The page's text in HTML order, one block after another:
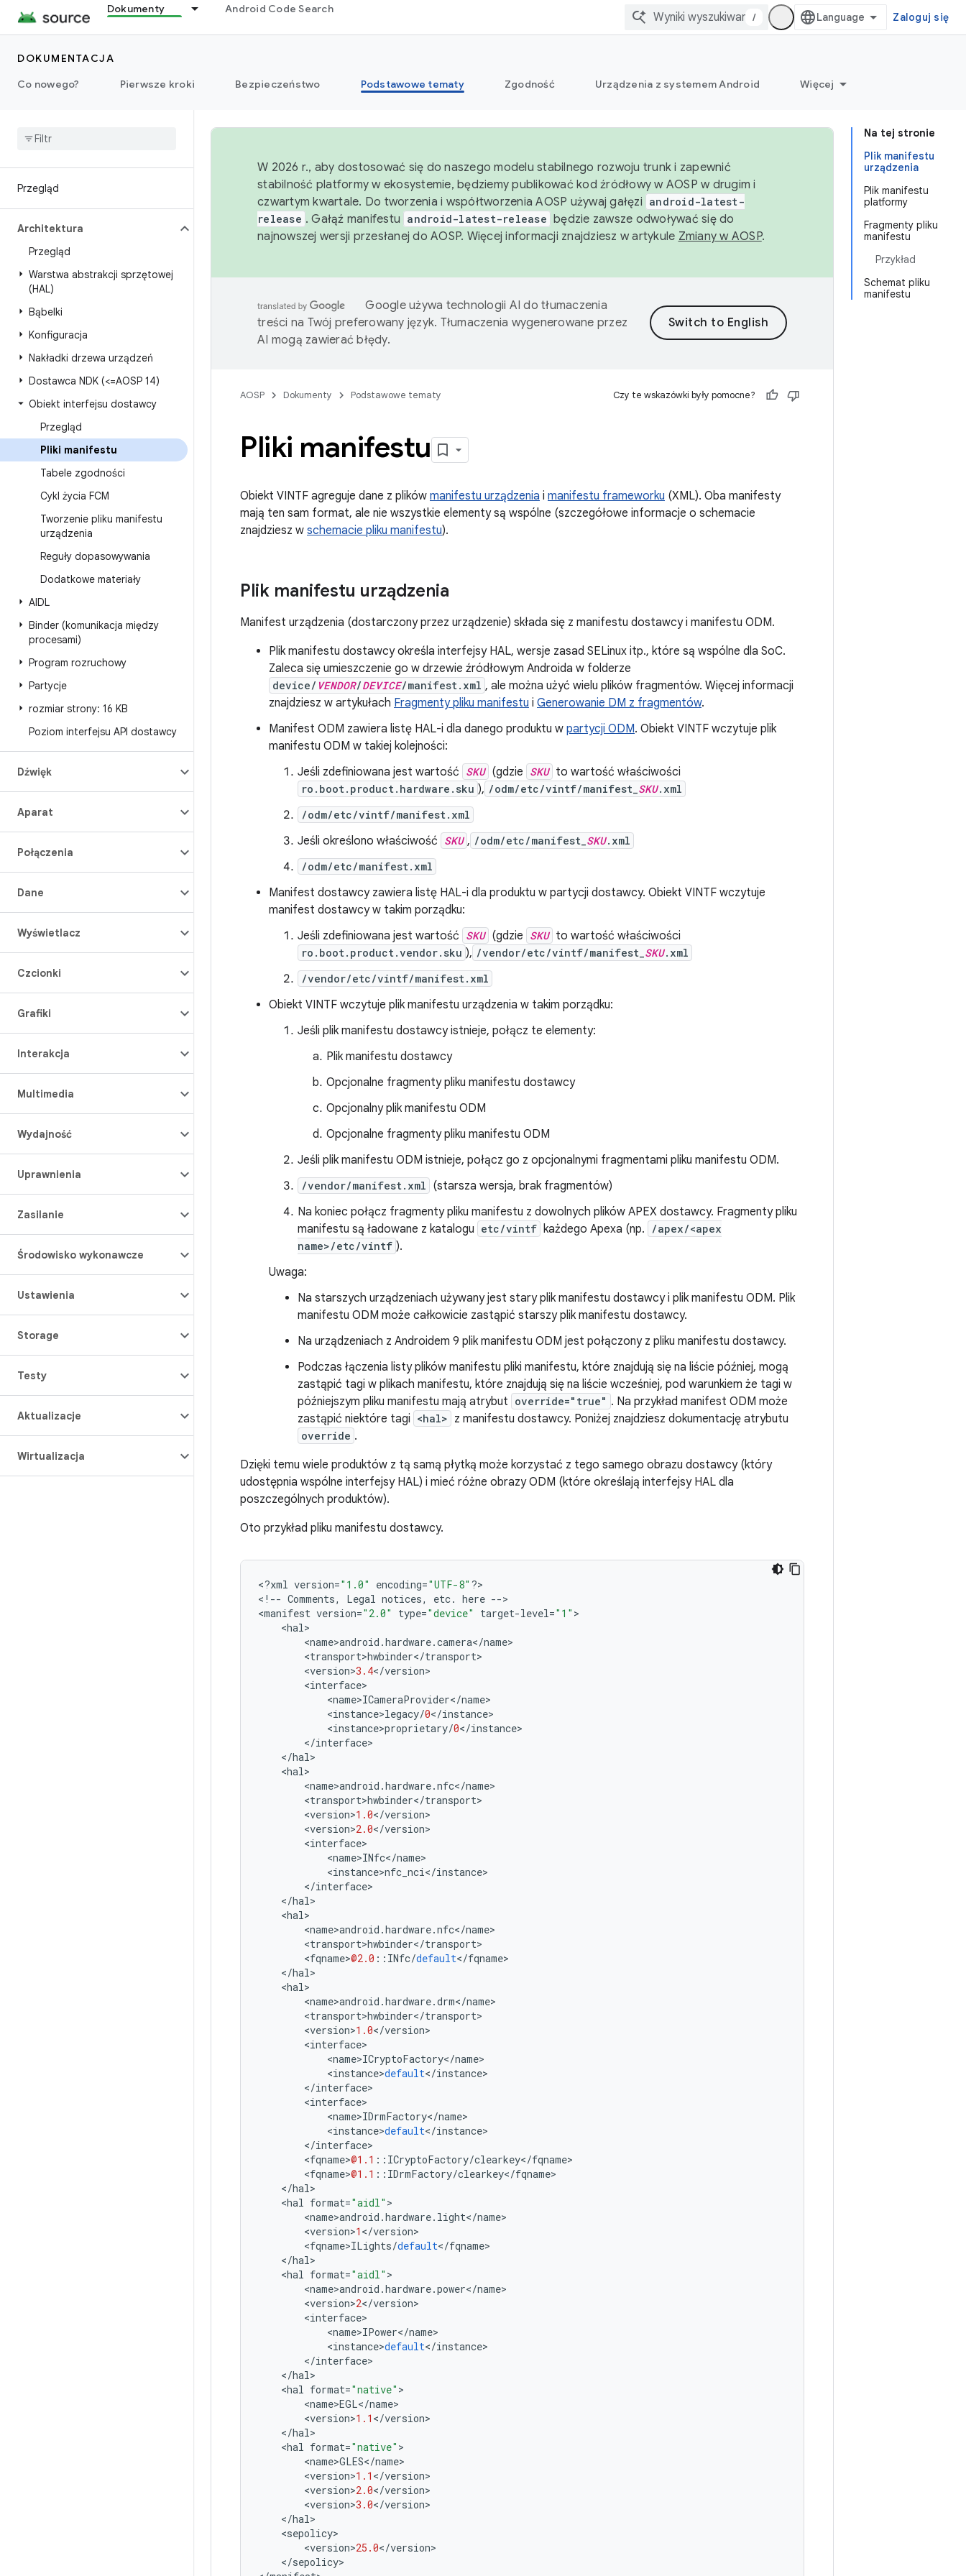
Dokumenty Android Code Search
/ Zaloguj się
DOKUMENTACJA
Co nowego?
Pierwsze kroki Bezpieczeństwo Podstawowe tematy Zgodność Urządzenia z systemem Android Więcej
Przegląd
Architektura
Przegląd
Warstwa abstrakcji sprzętowej
(HAL)
Bąbelki
Konfiguracja
Nakładki drzewa urządzeń
Dostawca NDK (<=AOSP 14)
Obiekt interfejsu dostawcy
Przegląd
Pliki manifestu
Tabele zgodności
Cykl życia FCM
Tworzenie pliku manifestu
urządzenia
Reguły dopasowywania
Dodatkowe materiały
AIDL
Binder (komunikacja między
procesami)
Program rozruchowy
Partycje
rozmiar strony: 16 KB
Poziom interfejsu API dostawcy
Dźwięk
Aparat
Połączenia
Dane
Wyświetlacz
Czcionki
Grafiki
Interakcja
Multimedia
Wydajność
Uprawnienia
Zasilanie
Środowisko wykonawcze
Ustawienia
Storage
Testy
Aktualizacje
Wirtualizacja
Na tej stronie
Plik manifestu
urządzenia
Plik manifestu
platformy
Fragmenty pliku
manifestu
Przykład
Schemat pliku
manifestu
W 2026 r., aby dostosować się do naszego modelu stabilnego rozwoju trunk i zapewnić
stabilność platformy w ekosystemie, będziemy publikować kod źródłowy w AOSP w drugim i
czwartym kwartale. Do tworzenia i współtworzenia AOSP używaj gałęzi android-latest-
release . Gałąź manifestu android-latest-release będzie zawsze odwoływać się do
najnowszej wersji przesłanej do AOSP. Więcej informacji znajdziesz w artykule Zmiany w AOSP.
Google używa technologii AI do tłumaczenia
treści na Twój preferowany język. Tłumaczenia wygenerowane przez
AI mogą zawierać błędy.
AOSP Dokumenty Podstawowe tematy Czy te wskazówki były pomocne?
Pliki manifestu
Obiekt VINTF agreguje dane z plików manifestu urządzenia i manifestu frameworku (XML). Oba manifesty
mają ten sam format, ale nie wszystkie elementy są wspólne (szczegółowe informacje o schemacie
znajdziesz w schemacie pliku manifestu).
Plik manifestu urządzenia
Manifest urządzenia (dostarczony przez urządzenie) składa się z manifestu dostawcy i manifestu ODM.
Plik manifestu dostawcy określa interfejsy HAL, wersje zasad SELinux itp., które są wspólne dla SoC.
Zaleca się umieszczenie go w drzewie źródłowym Androida w folderze
device/ VENDOR/DEVICE/manifest.xml , ale można użyć wielu plików fragmentów. Więcej informacji
znajdziesz w artykułach Fragmenty pliku manifestu i Generowanie DM z fragmentów.
Manifest ODM zawiera listę HAL-i dla danego produktu w partycji ODM. Obiekt VINTF wczytuje plik
manifestu ODM w takiej kolejności:
Jeśli zdefiniowana jest wartość SKU (gdzie SKU to wartość właściwości
ro.boot.product.hardware.sku ), /odm/etc/vintf/manifest_ SKU.xml
/odm/etc/vintf/manifest.xml
Jeśli określono właściwość SKU , /odm/etc/manifest_ SKU.xml
/odm/etc/manifest.xml
Manifest dostawcy zawiera listę HAL-i dla produktu w partycji dostawcy. Obiekt VINTF wczytuje
manifest dostawcy w takim porządku:
Jeśli zdefiniowana jest wartość SKU (gdzie SKU to wartość właściwości
ro.boot.product.vendor.sku ), /vendor/etc/vintf/manifest_ SKU.xml
/vendor/etc/vintf/manifest.xml
Obiekt VINTF wczytuje plik manifestu urządzenia w takim porządku:
Jeśli plik manifestu dostawcy istnieje, połącz te elementy:
Plik manifestu dostawcy
Opcjonalne fragmenty pliku manifestu dostawcy
Opcjonalny plik manifestu ODM
Opcjonalne fragmenty pliku manifestu ODM
Jeśli plik manifestu ODM istnieje, połącz go z opcjonalnymi fragmentami pliku manifestu ODM.
/vendor/manifest.xml (starsza wersja, brak fragmentów)
Na koniec połącz fragmenty pliku manifestu z dowolnych plików APEX dostawcy. Fragmenty pliku
manifestu są ładowane z katalogu etc/vintf każdego Apexa (np.
/apex/<apex
name>/etc/vintf ).
Uwaga:
Na starszych urządzeniach używany jest stary plik manifestu dostawcy i plik manifestu ODM. Plik
manifestu ODM może całkowicie zastąpić starszy plik manifestu dostawcy.
Na urządzeniach z Androidem 9 plik manifestu ODM jest połączony z pliku manifestu dostawcy.
Podczas łączenia listy plików manifestu pliki manifestu, które znajdują się na liście później, mogą
zastąpić tagi w plikach manifestu, które znajdują się na liście wcześniej, pod warunkiem że tagi w
późniejszym pliku manifestu mają atrybut override="true" . Na przykład manifest ODM może
zastąpić niektóre tagi <hal> z manifestu dostawcy. Poniżej znajdziesz dokumentację atrybutu
override .
Dzięki temu wiele produktów z tą samą płytką może korzystać z tego samego obrazu dostawcy (który
udostępnia wspólne interfejsy HAL) i mieć różne obrazy ODM (które określają interfejsy HAL dla
poszczególnych produktów).
Oto przykład pliku manifestu dostawcy.
<?xml version="1.0" encoding="UTF-8" ?>
< !-- Comments, Legal notices, etc. here -->
<manifest version="2.0" type="device" target-level="1" >
<hal>
<name>android .hardware.camera</name>
<transport>hwbinder</transport>
<version>3.4</version>
<interface>
<name>ICameraProvider</name>
<instance>legacy/0</instance>
<instance>proprietary/0</instance>
</interface>
</hal>
<hal>
<name>android .hardware.nfc</name>
<transport>hwbinder</transport>
<version>1.0</version>
<version>2.0</version>
<interface>
<name>INfc</name>
<instance>nfc_nci</instance>
</interface>
</hal>
<hal>
<name>android .hardware.nfc</name>
<transport>hwbinder</transport>
<fqname>@2.0 :: INfc/default</fqname>
</hal>
<hal>
<name>android .hardware.drm</name>
<transport>hwbinder</transport>
<version>1.0</version>
<interface>
<name>ICryptoFactory</name>
<instance>default</instance>
</interface>
<interface>
<name>IDrmFactory</name>
<instance>default</instance>
</interface>
<fqname>@1.1 :: ICryptoFactory/clearkey</fqname>
<fqname>@1.1 :: IDrmFactory/clearkey</fqname>
</hal>
<hal format="aidl" >
<name>android .hardware. light</name>
<version>1 </version>
<fqname>ILights/default</fqname>
</hal>
<hal format="aidl" >
<name>android .hardware.power</name>
<version>2</version>
<interface>
<name>IPower</name>
<instance>default</instance>
</interface>
</hal>
<hal format="native" >
<name>EGL</name>
<version>1.1 </version>
</hal>
<hal format="native" >
<name>GLES</name>
<version>1.1 </version>
<version>2.0</version>
<version>3.0</version>
</hal>
<sepolicy>
<version>25.0</version>
</sepolicy>